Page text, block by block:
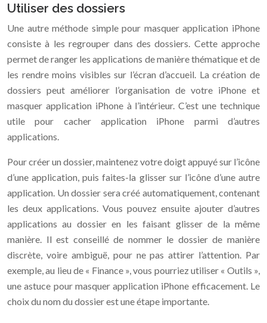
Utiliser des dossiers
Une autre méthode simple pour masquer application iPhone
consiste à les regrouper dans des dossiers. Cette approche
permet de ranger les applications de manière thématique et de
les rendre moins visibles sur l’écran d’accueil. La création de
dossiers peut améliorer l’organisation de votre iPhone et
masquer application iPhone à l’intérieur. C’est une technique
utile pour cacher application iPhone parmi d’autres
applications.
Pour créer un dossier, maintenez votre doigt appuyé sur l’icône
d’une application, puis faites-la glisser sur l’icône d’une autre
application. Un dossier sera créé automatiquement, contenant
les deux applications. Vous pouvez ensuite ajouter d’autres
applications au dossier en les faisant glisser de la même
manière. Il est conseillé de nommer le dossier de manière
discrète, voire ambiguë, pour ne pas attirer l’attention. Par
exemple, au lieu de « Finance », vous pourriez utiliser « Outils »,
une astuce pour masquer application iPhone efficacement. Le
choix du nom du dossier est une étape importante.